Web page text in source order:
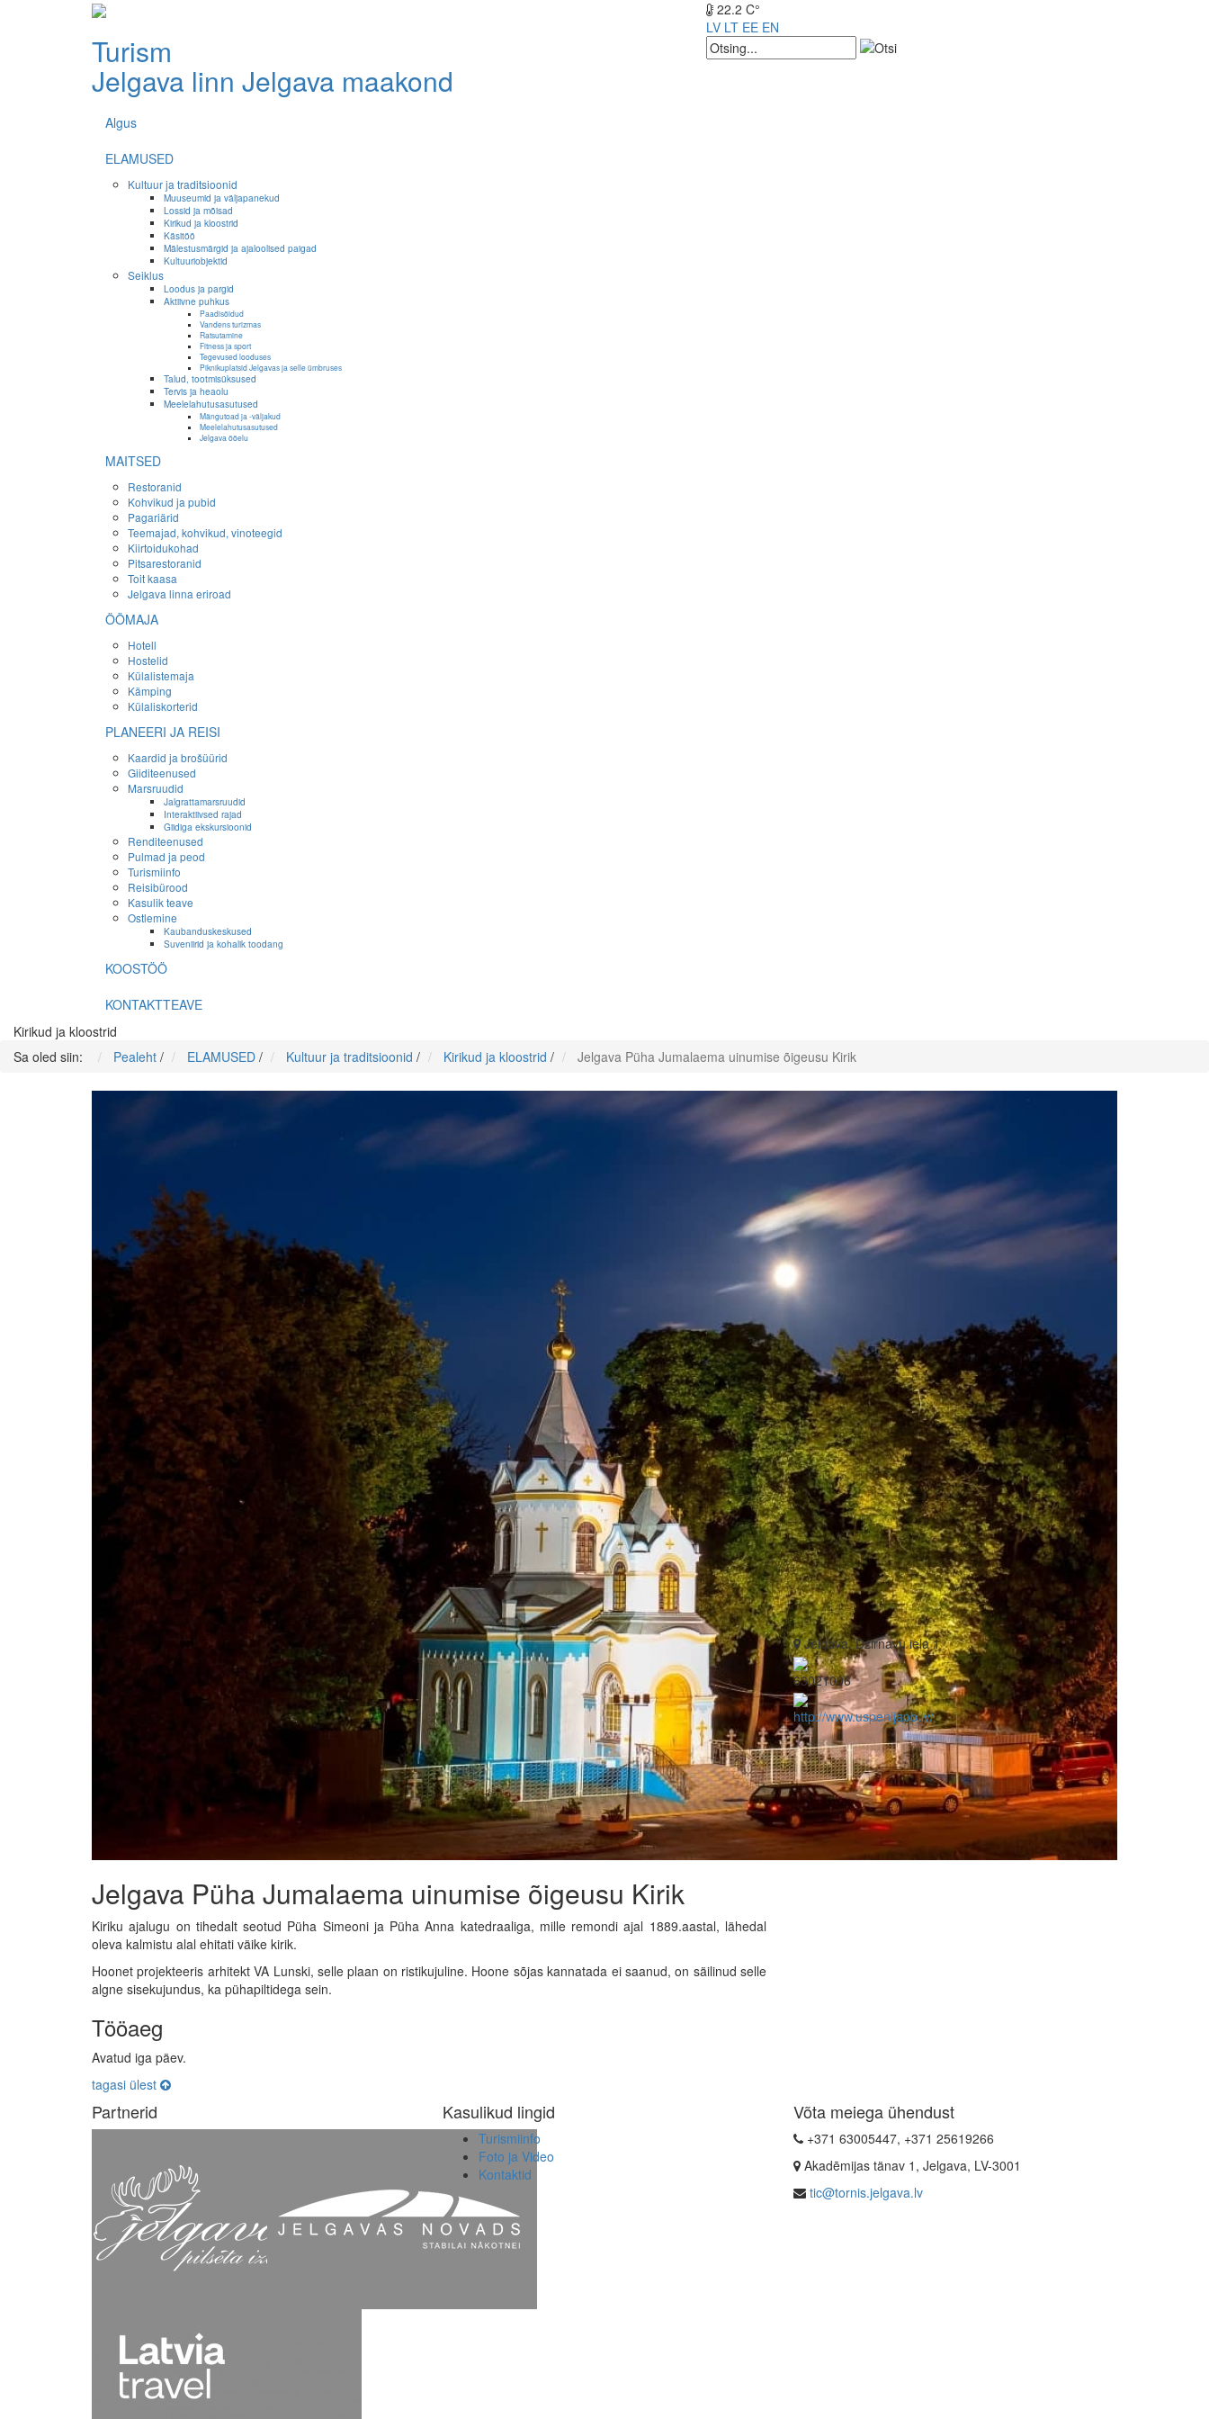
Turism
Jelgava linn Jelgava maakond
22.2 C°
LV LT EE EN
Algus
ELAMUSED
Kultuur ja traditsioonid
Muuseumid ja väljapanekud
Lossid ja mõisad
Kirikud ja kloostrid
Käsitöö
Mälestusmärgid ja ajaloolised paigad
Kultuuriobjektid
Seiklus
Loodus ja pargid
Aktiivne puhkus
Paadisõidud
Vandens turizmas
Ratsutamine
Fitness ja sport
Tegevused looduses
Piknikuplatsid Jelgavas ja selle ümbruses
Talud, tootmisüksused
Tervis ja heaolu
Meelelahutusasutused
Mängutoad ja -väljakud
Meelelahutusasutused
Jelgava ööelu
MAITSED
Restoranid
Kohvikud ja pubid
Pagariärid
Teemajad, kohvikud, vinoteegid
Kiirtoidukohad
Pitsarestoranid
Toit kaasa
Jelgava linna eriroad
ÖÖMAJA
Hotell
Hostelid
Külalistemaja
Kämping
Külaliskorterid
PLANEERI JA REISI
Kaardid ja brošüürid
Giiditeenused
Marsruudid
Jalgrattamarsruudid
Interaktiivsed rajad
Giidiga ekskursioonid
Renditeenused
Pulmad ja peod
Turismiinfo
Reisibürood
Kasulik teave
Ostlemine
Kaubanduskeskused
Suveniirid ja kohalik toodang
KOOSTÖÖ
KONTAKTTEAVE
Kirikud ja kloostrid
Sa oled siin:
Pealeht / ELAMUSED / Kultuur ja traditsioonid / Kirikud ja kloostrid / Jelgava Püha Jumalaema uinumise õigeusu Kirik
Jelgava Püha Jumalaema uinumise õigeusu Kirik
Kiriku ajalugu on tihedalt seotud Püha Simeoni ja Püha Anna katedraaliga, mille remondi ajal 1889.aastal, lähedal
oleva kalmistu alal ehitati väike kirik.
Hoonet projekteeris arhitekt VA Lunski, selle plaan on ristikujuline. Hoone sõjas kannatada ei saanud, on säilinud selle
algne sisekujundus, ka pühapiltidega sein.
Tööaeg
Avatud iga päev.
tagasi ülest
Jelgava, Dzirnavu iela 1
63021006
http://www.uspenijapb.lv/
Partnerid Kasulikud lingid
Turismiinfo
Foto ja Video
Kontaktid
Võta meiega ühendust
+371 63005447, +371 25619266
Akadēmijas tänav 1, Jelgava, LV-3001
tic@tornis.jelgava.lv